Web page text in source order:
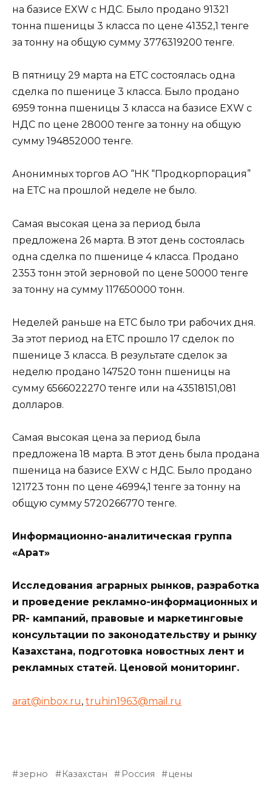
на базисе EXW c НДС. Было продано 91321
тонна пшеницы 3 класса по цене 41352,1 тенге
за тонну на общую сумму 3776319200 тенге.
В пятницу 29 марта на ЕТС состоялась одна
сделка по пшенице 3 класса. Было продано
6959 тонна пшеницы 3 класса на базисе EXW c
НДС по цене 28000 тенге за тонну на общую
сумму 194852000 тенге.
Анонимных торгов АО “НК “Продкорпорация”
на ЕТС на прошлой неделе не было.
Самая высокая цена за период была
предложена 26 марта. В этот день состоялась
одна сделка по пшенице 4 класса. Продано
2353 тонн этой зерновой по цене 50000 тенге
за тонну на сумму 117650000 тонн.
Неделей раньше на ЕТС было три рабочих дня.
За этот период на ЕТС прошло 17 сделок по
пшенице 3 класса. В результате сделок за
неделю продано 147520 тонн пшеницы на
сумму 6566022270 тенге или на 43518151,081
долларов.
Самая высокая цена за период была
предложена 18 марта. В этот день была продана
пшеница на базисе EXW c НДС. Было продано
121723 тонн по цене 46994,1 тенге за тонну на
общую сумму 5720266770 тенге.
Информационно-аналитическая группа
«Арат»
Исследования аграрных рынков, разработка
и проведение рекламно-информационных и
PR- кампаний, правовые и маркетинговые
консультации по законодательству и рынку
Казахстана, подготовка новостных лент и
рекламных статей. Ценовой мониторинг.
arat@inbox.ru, truhin1963@mail.ru
зерно Казахстан Россия цены